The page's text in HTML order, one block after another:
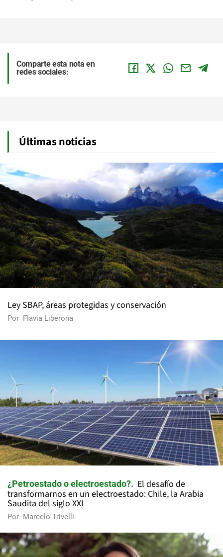
Comparte esta nota en
redes sociales:
Últimas noticias
Ley SBAP, áreas protegidas y conservación
Por Flavia Liberona
¿Petroestado o electroestado?
El desafío de
transformarnos en un electroestado: Chile, la Arabia
Saudita del siglo XXI
Por Marcelo Trivelli